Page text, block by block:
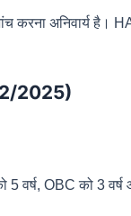
करना अनिवार्य है।
2025)
5 वर्ष, OBC को 3